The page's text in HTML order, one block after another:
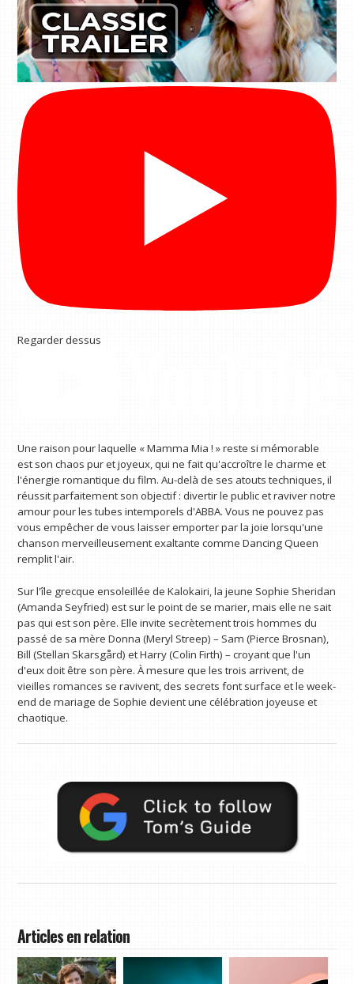
Regarder dessus
Une raison pour laquelle « Mamma Mia ! » reste si mémorable
est son chaos pur et joyeux, qui ne fait qu'accroître le charme et
l'énergie romantique du film. Au-delà de ses atouts techniques, il
réussit parfaitement son objectif : divertir le public et raviver notre
amour pour les tubes intemporels d'ABBA. Vous ne pouvez pas
vous empêcher de vous laisser emporter par la joie lorsqu'une
chanson merveilleusement exaltante comme Dancing Queen
remplit l'air.
Sur l'île grecque ensoleillée de Kalokairi, la jeune Sophie Sheridan
(Amanda Seyfried) est sur le point de se marier, mais elle ne sait
pas qui est son père. Elle invite secrètement trois hommes du
passé de sa mère Donna (Meryl Streep) – Sam (Pierce Brosnan),
Bill (Stellan Skarsgård) et Harry (Colin Firth) – croyant que l'un
d'eux doit être son père. À mesure que les trois arrivent, de
vieilles romances se ravivent, des secrets font surface et le week-
end de mariage de Sophie devient une célébration joyeuse et
chaotique.
Articles en relation